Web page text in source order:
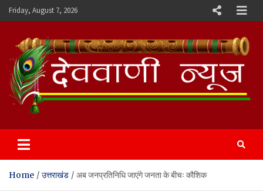
Skip
to
Friday, August 7, 2026
Devvani News Portal
Home उत्तराखंड अब जनप्रतिनिधि जाएंगे जनता के बीचः कौशिक